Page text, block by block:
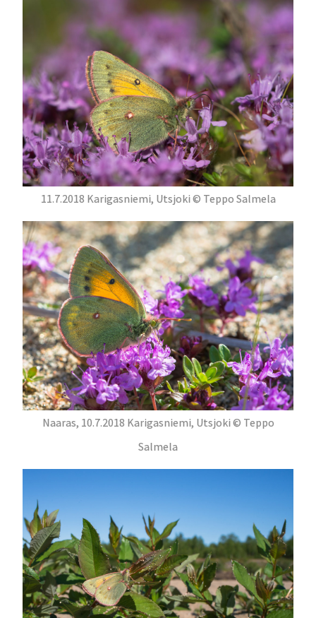
11.7.2018 Karigasniemi, Utsjoki © Teppo Salmela
Naaras, 10.7.2018 Karigasniemi, Utsjoki © Teppo
Salmela